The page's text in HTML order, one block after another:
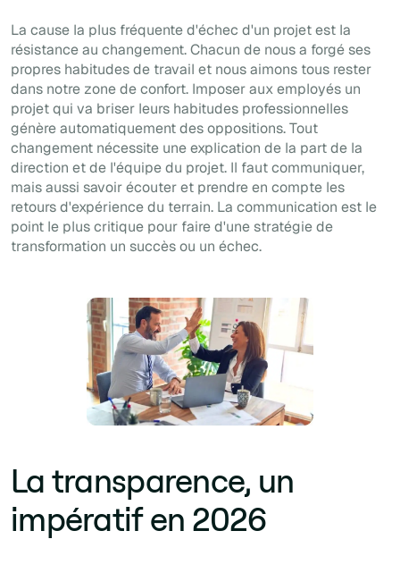
La cause la plus fréquente d'échec d'un projet est la
résistance au changement. Chacun de nous a forgé ses
propres habitudes de travail et nous aimons tous rester
dans notre zone de confort. Imposer aux employés un
projet qui va briser leurs habitudes professionnelles
génère automatiquement des oppositions. Tout
changement nécessite une explication de la part de la
direction et de l'équipe du projet. Il faut communiquer,
mais aussi savoir écouter et prendre en compte les
retours d'expérience du terrain. La communication est le
point le plus critique pour faire d'une stratégie de
transformation un succès ou un échec.
La transparence, un
impératif en 2026